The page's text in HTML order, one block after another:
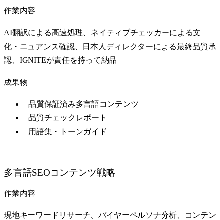
作業内容
AI翻訳による高速処理、ネイティブチェッカーによる文
化・ニュアンス確認、日本人ディレクターによる最終品質承
認、IGNITEが責任を持って納品
成果物
品質保証済み多言語コンテンツ
品質チェックレポート
用語集・トーンガイド
多言語SEOコンテンツ戦略
作業内容
現地キーワードリサーチ、バイヤーペルソナ分析、コンテン